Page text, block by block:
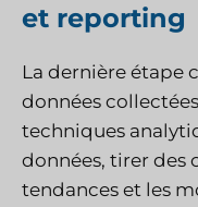
et reporting
La dernière étape
données
techniques
données, tirer des
tendances et les